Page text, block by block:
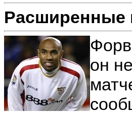
Расширенные
он